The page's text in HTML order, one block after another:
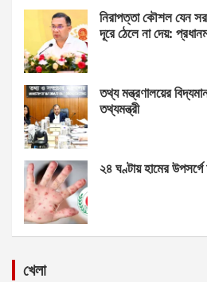
নিরাপত্তা কৌশল যেন
দূরে ঠেলে না দেয়:
তথ্য মন্ত্রণালয়ের
তথ্যমন্ত্রী
২৪ ঘণ্টায় হামের
খেলা